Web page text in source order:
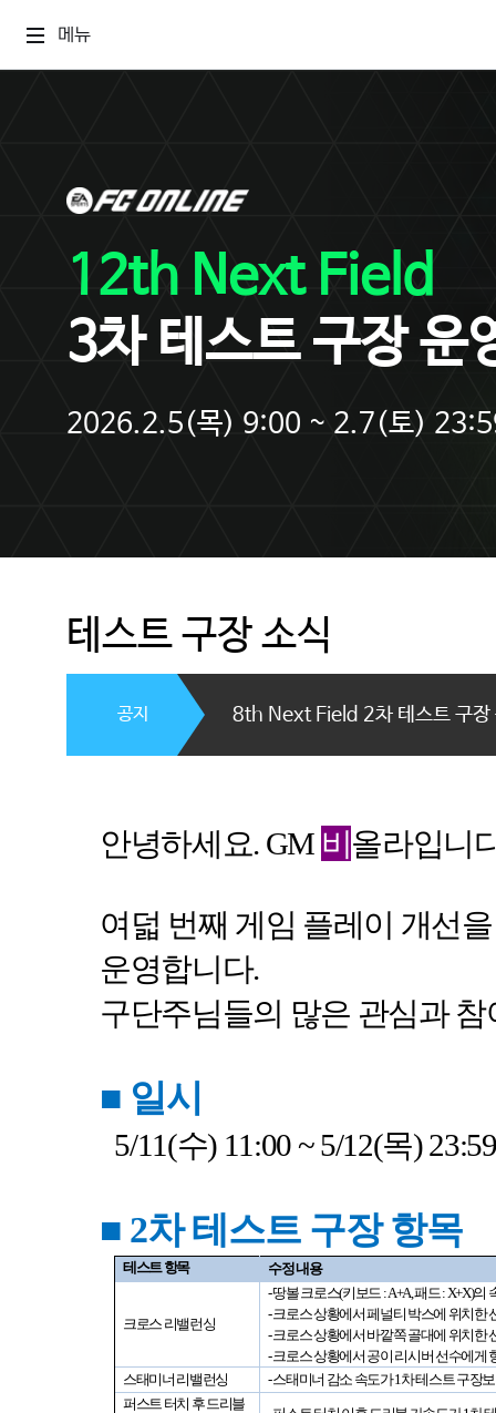
메뉴
12th Next Field
3차 테스트 구장 운
2026.2.5(목) 9:00 ~ 2.7(토)
테스트 구장 소식
8th Next Field 2차 테스트 구장
공지
안녕하세요. GM 비올라입니
여덟 번째 게임 플레이 개선
운영합니다.
구단주님들의 많은 관심과
■ 일시
5/11(수) 11:00 ~ 5/12(목) 23:59
■ 2차 테스트 구장 항목
테스트 항목 수정 내용
크로스 리밸런싱
-땅볼 크로스(키보드 : A+A,패드: X+X)의
-크로스 상황에서 페널티 박스에 위치한
-크로스 상황에서 바깥쪽 골대에 위치한
-크로스 상황에서 공이 리시버 선수에게
스태미너 리밸런싱
-스태미너 감소 속도가1차 테스트 구장
퍼스트 터치 후 드리블